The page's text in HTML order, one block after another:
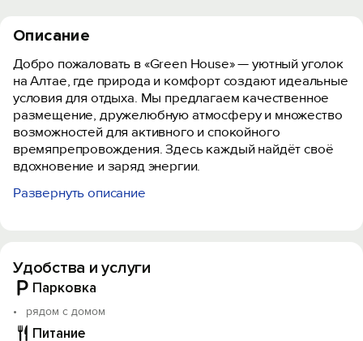
Описание
Добро пожаловать в «Green House» — уютный уголок
на Алтае, где природа и комфорт создают идеальные
условия для отдыха. Мы предлагаем качественное
размещение, дружелюбную атмосферу и множество
возможностей для активного и спокойного
времяпрепровождения. Здесь каждый найдёт своё
вдохновение и заряд энергии.
Гости могут забронировать номера и отдельно
На территории есть летняя кухня. Вы можете сами
мангалах, устраивать семейные обеды и ужины в
уютных беседках.
Развернуть описание
Удобства и услуги
Парковка
рядом с домом
Питание